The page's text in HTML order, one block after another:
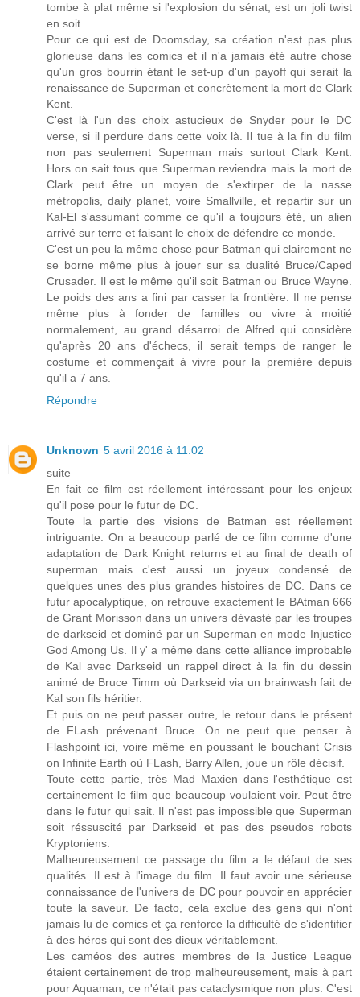
tombe à plat même si l'explosion du sénat, est un joli twist
en soit.
Pour ce qui est de Doomsday, sa création n'est pas plus
glorieuse dans les comics et il n'a jamais été autre chose
qu'un gros bourrin étant le set-up d'un payoff qui serait la
renaissance de Superman et concrètement la mort de Clark
Kent.
C'est là l'un des choix astucieux de Snyder pour le DC
verse, si il perdure dans cette voix là. Il tue à la fin du film
non pas seulement Superman mais surtout Clark Kent.
Hors on sait tous que Superman reviendra mais la mort de
Clark peut être un moyen de s'extirper de la nasse
métropolis, daily planet, voire Smallville, et repartir sur un
Kal-El s'assumant comme ce qu'il a toujours été, un alien
arrivé sur terre et faisant le choix de défendre ce monde.
C'est un peu la même chose pour Batman qui clairement ne
se borne même plus à jouer sur sa dualité Bruce/Caped
Crusader. Il est le même qu'il soit Batman ou Bruce Wayne.
Le poids des ans a fini par casser la frontière. Il ne pense
même plus à fonder de familles ou vivre à moitié
normalement, au grand désarroi de Alfred qui considère
qu'après 20 ans d'échecs, il serait temps de ranger le
costume et commençait à vivre pour la première depuis
qu'il a 7 ans.
Répondre
Unknown 5 avril 2016 à 11:02
suite
En fait ce film est réellement intéressant pour les enjeux
qu'il pose pour le futur de DC.
Toute la partie des visions de Batman est réellement
intriguante. On a beaucoup parlé de ce film comme d'une
adaptation de Dark Knight returns et au final de death of
superman mais c'est aussi un joyeux condensé de
quelques unes des plus grandes histoires de DC. Dans ce
futur apocalyptique, on retrouve exactement le BAtman 666
de Grant Morisson dans un univers dévasté par les troupes
de darkseid et dominé par un Superman en mode Injustice
God Among Us. Il y' a même dans cette alliance improbable
de Kal avec Darkseid un rappel direct à la fin du dessin
animé de Bruce Timm où Darkseid via un brainwash fait de
Kal son fils héritier.
Et puis on ne peut passer outre, le retour dans le présent
de FLash prévenant Bruce. On ne peut que penser à
Flashpoint ici, voire même en poussant le bouchant Crisis
on Infinite Earth où FLash, Barry Allen, joue un rôle décisif.
Toute cette partie, très Mad Maxien dans l'esthétique est
certainement le film que beaucoup voulaient voir. Peut être
dans le futur qui sait. Il n'est pas impossible que Superman
soit réssuscité par Darkseid et pas des pseudos robots
Kryptoniens.
Malheureusement ce passage du film a le défaut de ses
qualités. Il est à l'image du film. Il faut avoir une sérieuse
connaissance de l'univers de DC pour pouvoir en apprécier
toute la saveur. De facto, cela exclue des gens qui n'ont
jamais lu de comics et ça renforce la difficulté de s'identifier
à des héros qui sont des dieux véritablement.
Les caméos des autres membres de la Justice League
étaient certainement de trop malheureusement, mais à part
pour Aquaman, ce n'était pas cataclysmique non plus. C'est